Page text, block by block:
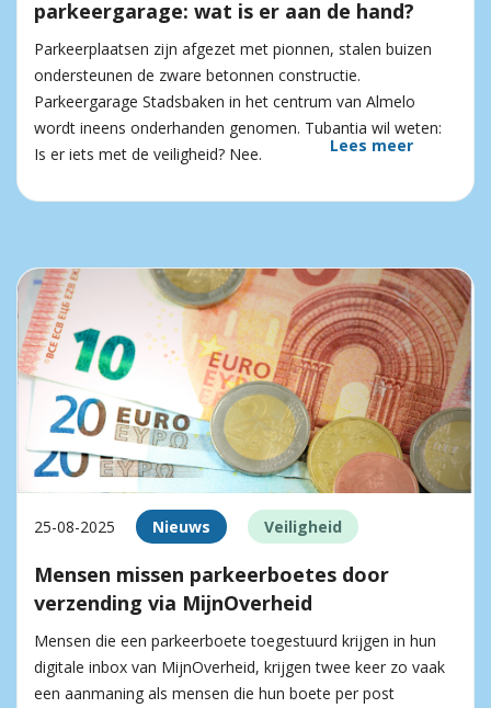
parkeergarage: wat is er aan de hand?
Parkeerplaatsen zijn afgezet met pionnen, stalen buizen
ondersteunen de zware betonnen constructie.
Parkeergarage Stadsbaken in het centrum van Almelo
wordt ineens onderhanden genomen. Tubantia wil weten:
Is er iets met de veiligheid? Nee.
Lees meer
25-08-2025 Nieuws Veiligheid
Mensen missen parkeerboetes door
verzending via MijnOverheid
Mensen die een parkeerboete toegestuurd krijgen in hun
digitale inbox van MijnOverheid, krijgen twee keer zo vaak
een aanmaning als mensen die hun boete per post